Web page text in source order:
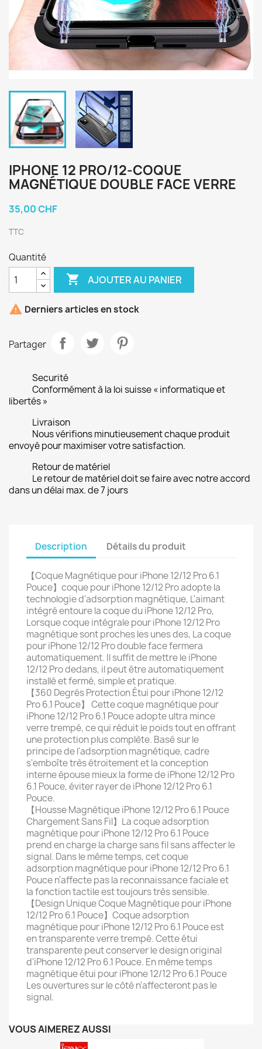
IPHONE 12 PRO/12-COQUE
MAGNÉTIQUE DOUBLE FACE VERRE
35,00 CHF
TTC
Quantité
 AJOUTER AU PANIER
 Derniers articles en stock
Partager
Securité
Conformément à la loi suisse « informatique et
libertés »
Livraison
Nous vérifions minutieusement chaque produit
envoyé pour maximiser votre satisfaction.
Retour de matériel
Le retour de matériel doit se faire avec notre accord
dans un délai max. de 7 jours
Description Détails du produit
【Coque Magnétique pour iPhone 12/12 Pro 6.1
Pouce】coque pour iPhone 12/12 Pro adopte la
technologie d'adsorption magnétique, L'aimant
intégré entoure la coque du iPhone 12/12 Pro,
Lorsque coque intégrale pour iPhone 12/12 Pro
magnétique sont proches les unes des, La coque
pour iPhone 12/12 Pro double face fermera
automatiquement. Il suffit de mettre le iPhone
12/12 Pro dedans, il peut être automatiquement
installé et fermé, simple et pratique.
【360 Degrés Protection Étui pour iPhone 12/12
Pro 6.1 Pouce】 Cette coque magnétique pour
iPhone 12/12 Pro 6.1 Pouce adopte ultra mince
verre trempé, ce qui réduit le poids tout en offrant
une protection plus complète. Basé sur le
principe de l'adsorption magnétique, cadre
s'emboîte très étroitement et la conception
interne épouse mieux la forme de iPhone 12/12 Pro
6.1 Pouce, éviter rayer de iPhone 12/12 Pro 6.1
Pouce.
【Housse Magnétique iPhone 12/12 Pro 6.1 Pouce
Chargement Sans Fil】La coque adsorption
magnétique pour iPhone 12/12 Pro 6.1 Pouce
prend en charge la charge sans fil sans affecter le
signal. Dans le même temps, cet coque
adsorption magnétique pour iPhone 12/12 Pro 6.1
Pouce n'affecte pas la reconnaissance faciale et
la fonction tactile est toujours très sensible.
【Design Unique Coque Magnétique pour iPhone
12/12 Pro 6.1 Pouce】Coque adsorption
magnétique pour iPhone 12/12 Pro 6.1 Pouce est
en transparente verre trempé. Cette étui
transparente peut conserver le design original
d'iPhone 12/12 Pro 6.1 Pouce. En même temps
magnétique étui pour iPhone 12/12 Pro 6.1 Pouce
Les ouvertures sur le côté n'affecteront pas le
signal.
VOUS AIMEREZ AUSSI